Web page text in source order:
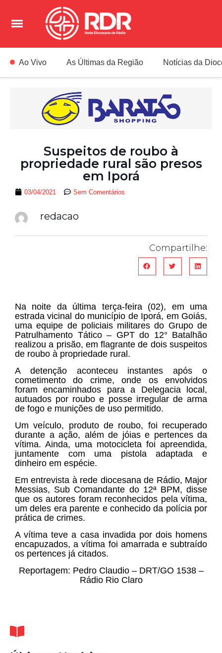
Ao Vivo As Últimas da Região Notícias da
Suspeitos de roubo à
propriedade rural são presos
em Iporá
03/04/2021 Sem Comentários
redacao
Compartilhe:
Na noite da última terça-feira (02), em uma
estrada vicinal do município de Iporá, em Goiás,
uma equipe de policiais militares do Grupo de
Patrulhamento Tático – GPT do 12° Batalhão
realizou a prisão, em flagrante de dois suspeitos
de roubo à propriedade rural.
A detenção aconteceu instantes após o
cometimento do crime, onde os envolvidos
foram encaminhados para a Delegacia local,
autuados por roubo e posse irregular de arma
de fogo e munições de uso permitido.
Um veículo, produto de roubo, foi recuperado
durante a ação, além de jóias e pertences da
vítima. Ainda, uma motocicleta foi apreendida,
juntamente com uma pistola adaptada e
dinheiro em espécie.
Em entrevista à rede diocesana de Rádio, Major
Messias, Sub Comandante do 12ª BPM, disse
que os autores foram reconhecidos pela vítima,
um deles era parente e conhecido da polícia por
prática de crimes.
A vítima teve a casa invadida por dois homens
encapuzados, a vítima foi amarrada e subtraído
os pertences já citados.
Reportagem: Pedro Claudio – DRT/GO 1538 –
Rádio Rio Claro